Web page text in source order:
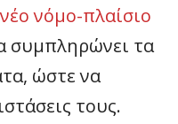
νέο νόμο-πλαίσιο
συμπληρώνει τα
ώστε να
τους.